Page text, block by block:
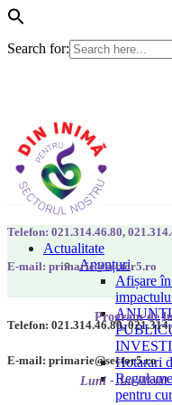
Search for:
Actualitate
Anunțuri
Afișare
Hotarari
pentru
Telefon: 021.314.46.80,
E-mail: primarie@sector5.ro
Program de
Luni - Joi 08:00
Telefon: 021.314.46.80,
E-mail: primarie@sector5.ro